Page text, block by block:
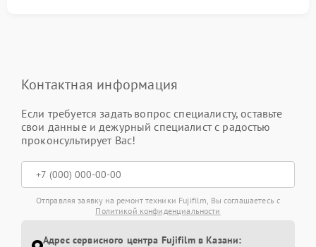
Контактная информация
Если требуется задать вопрос специалисту, оставьте
свои данные и дежурный специалист с радостью
проконсультирует Вас!
Отправляя заявку на ремонт техники Fujifilm, Вы соглашаетесь с
Политикой конфиденциальности
Адрес сервисного центра Fujifilm в Казани: